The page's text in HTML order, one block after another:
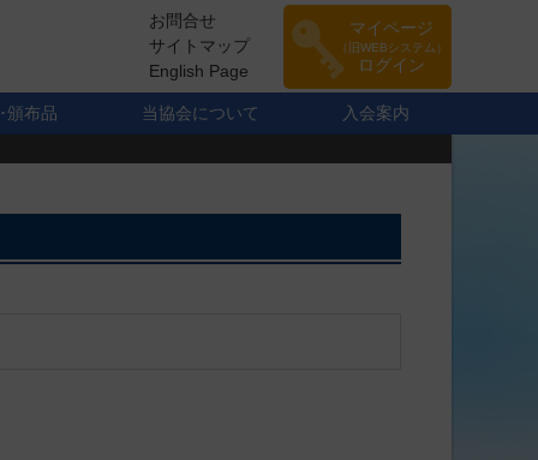
お問合せ
サイトマップ
English Page
マイページ
（旧WEBシステム）
ログイン
頒布品 当協会について 入会案内